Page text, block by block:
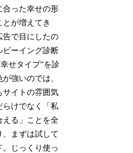
合った幸せの形
とが増えてき
告で目にしたの
ビーイング診断
せタイプ”を診
強いのでは、
サイトの雰囲気
らけでなく「私
える」ことを全
まずは試して
じっくり使っ